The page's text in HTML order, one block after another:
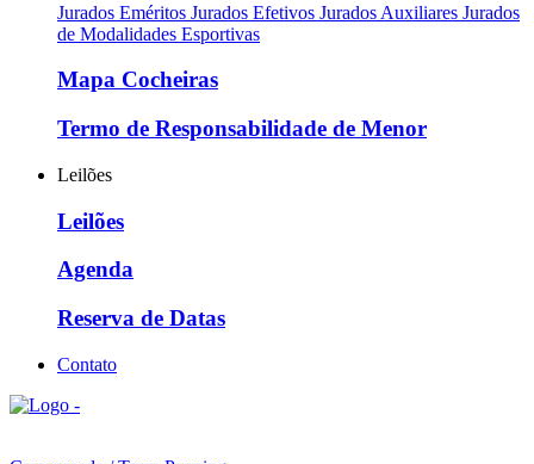
Jurados Eméritos Jurados Efetivos Jurados Auxiliares Jurados
de Modalidades Esportivas
Mapa Cocheiras
Termo de Responsabilidade de Menor
Leilões
Leilões
Agenda
Reserva de Datas
Contato